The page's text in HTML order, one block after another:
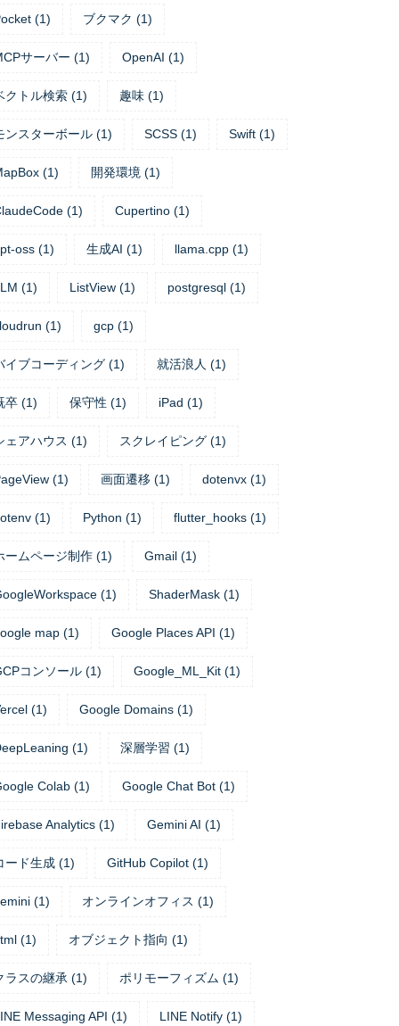
(1) ブクマク (1)
サーバー (1) OpenAI (1)
クトル検索 (1) 趣味 (1)
ンスターボール (1) SCSS (1) Swift (1)
(1) 開発環境 (1)
(1) Cupertino (1)
oss (1) 生成AI (1) llama.cpp (1)
(1) ListView (1) postgresql (1)
(1) gcp (1)
イブコーディング (1) 就活浪人 (1)
卒 (1) 保守性 (1) iPad (1)
ェアハウス (1) スクレイピング (1)
(1) 画面遷移 (1) dotenvx (1)
(1) Python (1) flutter_hooks (1)
ームページ制作 (1) Gmail (1)
(1) ShaderMask (1)
map (1) Google Places API (1)
コンソール (1) Google_ML_Kit (1)
(1) Google Domains (1)
(1) 深層学習 (1)
Colab (1) Google Chat Bot (1)
Analytics (1) Gemini AI (1)
ード生成 (1) GitHub Copilot (1)
(1) オンラインオフィス (1)
(1) オブジェクト指向 (1)
ラスの継承 (1) ポリモーフィズム (1)
Messaging API (1) LINE Notify (1)